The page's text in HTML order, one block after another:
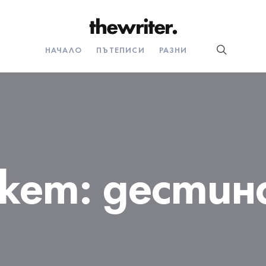
НАЧАЛО ПЪТЕПИСИ РАЗНИ